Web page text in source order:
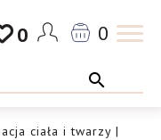
0 0
ciała i twarzy |